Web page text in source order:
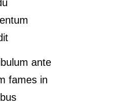
ante
fames in